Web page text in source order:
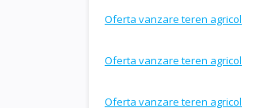
Oferta vanzare teren agricol
Oferta vanzare teren agricol
Oferta vanzare teren agricol